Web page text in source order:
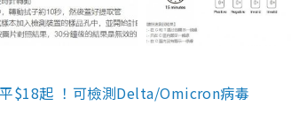
$18起 ！可檢測Delta/Omicron病毒